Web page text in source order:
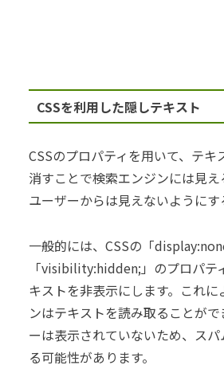
CSSを利用した隠しテキスト
CSSのプロパティを用いて、テキ
消すことで検索エンジンには見え
ユーザーからは見えないようにす
一般的には、CSSの「
「visibility:hidden;」のプロパテ
キストを非表示にします。これに
ンはテキストを読み取ることが
ーは表示されていないため、ス
る可能性があります。